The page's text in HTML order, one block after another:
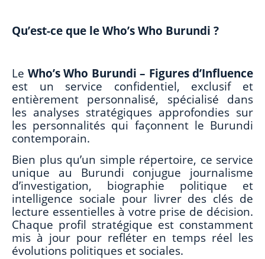
Qu’est-ce que le Who’s Who Burundi ?
Le Who’s Who Burundi – Figures d’Influence
est un service confidentiel, exclusif et
entièrement personnalisé, spécialisé dans
les analyses stratégiques approfondies sur
les personnalités qui façonnent le Burundi
contemporain.
Bien plus qu’un simple répertoire, ce service
unique au Burundi conjugue journalisme
d’investigation, biographie politique et
intelligence sociale pour livrer des clés de
lecture essentielles à votre prise de décision.
Chaque profil stratégique est constamment
mis à jour pour refléter en temps réel les
évolutions politiques et sociales.